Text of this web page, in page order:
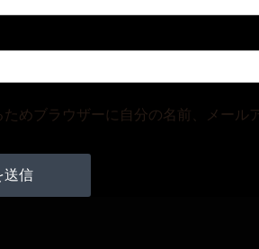
めブラウザーに自分の名前、メール